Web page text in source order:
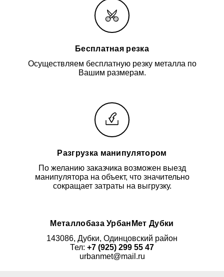
Бесплатная резка
Осуществляем бесплатную резку металла по
Вашим размерам.
Разгрузка манипулятором
По желанию заказчика возможен выезд
манипулятора на объект, что значительно
сокращает затраты на выгрузку.
Металлобаза УрбанМет Дубки
143086, Дубки, Одинцовский район
Тел: +7 (925) 299 55 47
urbanmet@mail.ru